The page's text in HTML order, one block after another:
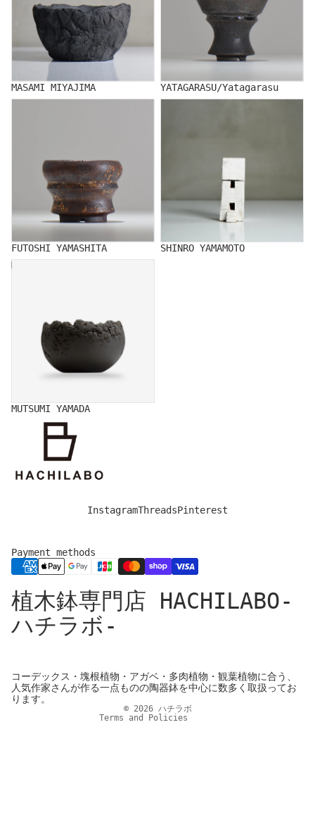
MASAMI MIYAJIMA
YATAGARASU/Yatagarasu
FUTOSHI YAMASHITA
SHINRO YAMAMOTO
MUTSUMI YAMADA
MUTSUMI YAMADA
InstagramThreadsPinterest
Payment methods
植木鉢専門店 HACHILABO-
ハチラボ-
コーデックス・塊根植物・アガベ・多肉植物・観葉植物に合う、
人気作家さんが作る一点ものの陶器鉢を中心に数多く取扱ってお
ります。
© 2026 ハチラボ
Terms and Policies
Privacy policy
Legal notice
Refund policy
Shipping policy
Cancellation policy
Terms of service